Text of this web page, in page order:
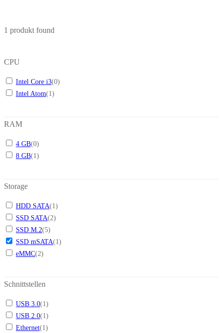
1 produkt found
CPU
Intel Core i3(0)
Intel Atom(1)
RAM
4 GB(0)
8 GB(1)
Storage
HDD SATA(1)
SSD SATA(2)
SSD M.2(5)
SSD mSATA(1)
eMMC(2)
Schnittstellen
USB 3.0(1)
USB 2.0(1)
Ethernet(1)